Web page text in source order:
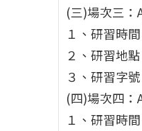
(三)場次三
１、研習時
２、研習地
３、研習字
(四)場次四
１、研習時